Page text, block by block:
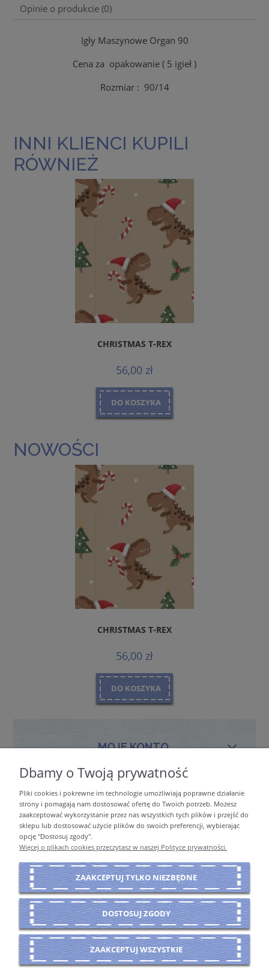
Opinie o produkcie (0)
Igły Maszynowe Organ 90
Cena za opakowanie ( 5 igieł )
Rozmiar : 90/14
INNI KLIENCI KUPILI
RÓWNIEŻ
CHRISTMAS T-REX
56,00 zł
DO KOSZYKA
NOWOŚCI
CHRISTMAS T-REX
56,00 zł
DO KOSZYKA
MOJE KONTO
PŁATNOŚCI I DOSTAWA
INFORMACJE
O NAS
POKAŻ PEŁNĄ WERSJĘ STRONY
Sklep internetowy Shoper Premium
Dbamy o Twoją prywatność
Pliki cookies i pokrewne im technologie umożliwiają poprawne działanie
strony i pomagają nam dostosować ofertę do Twoich potrzeb. Możesz
zaakceptować wykorzystanie przez nas wszystkich tych plików i przejść do
sklepu lub dostosować użycie plików do swoich preferencji, wybierając
opcję "Dostosuj zgody".
Więcej o plikach cookies przeczytasz w naszej Polityce prywatności.
ZAAKCEPTUJ TYLKO NIEZBĘDNE
DOSTOSUJ ZGODY
ZAAKCEPTUJ WSZYSTKIE